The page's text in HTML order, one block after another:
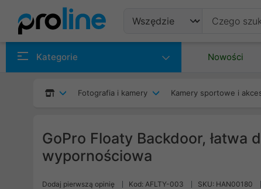
Kategorie Nowości
Fotografia i kamery Kamery sportowe i
GoPro Floaty Backdoor, łatwa
wypornościowa
Dodaj pierwszą opinię Kod: AFLTY-003 SKU: HAN00180